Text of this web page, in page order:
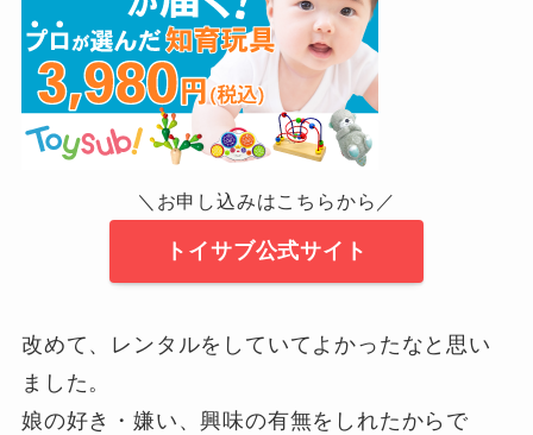
＼お申し込みはこちらから／
トイサブ公式サイト
改めて、レンタルをしていてよかったなと思い
ました。
娘の好き・嫌い、興味の有無をしれたからで